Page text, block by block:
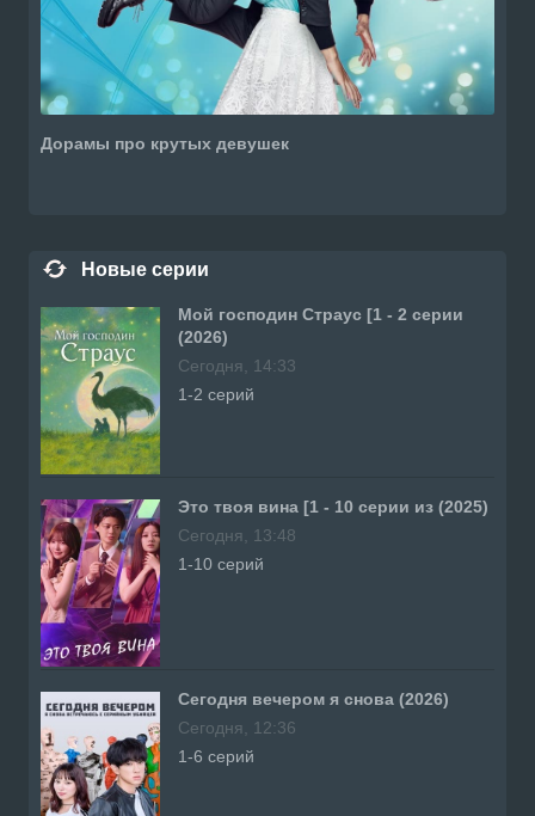
Дорамы про крутых девушек
Новые серии
Мой господин Страус [1 - 2 серии
(2026)
Сегодня, 14:33
1-2 серий
Это твоя вина [1 - 10 серии из (2025)
Сегодня, 13:48
1-10 серий
Сегодня вечером я снова (2026)
Сегодня, 12:36
1-6 серий